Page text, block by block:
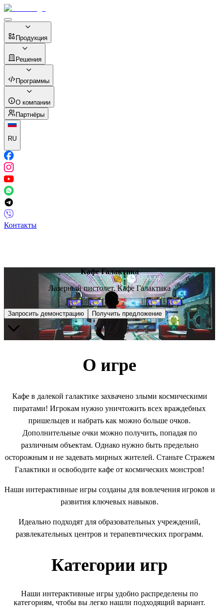
Продукция
Решения
Программы
О компании
Партнёры
RU
Контакты
Кафе Галактика
Лазерный пистолет. Кафе Галактика
Запросить демонстрацию Получить предложение
О игре
Кафе в далекой галактике захвачено злыми космическими
пиратами! Игрокам нужно уничтожить всех враждебных
пришельцев и набрать как можно больше очков.
Дополнительные очки можно получить, попадая по
различным объектам. Однако нужно быть предельно
осторожным и не задевать мирных жителей. Станьте Стражем
Галактики и освободите кафе от космических монстров!
Наши интерактивные игры созданы для вовлечения игроков и
развития ключевых навыков.
Идеально подходят для образовательных учреждений,
развлекательных центров и терапевтических программ.
Категории игр
Наши интерактивные игры удобно распределены по
категориям, чтобы вы легко нашли подходящий вариант.